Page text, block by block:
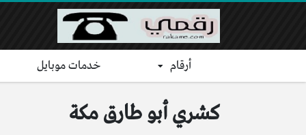
أرقام خدمات موبايل
كشري أبو طارق مكة